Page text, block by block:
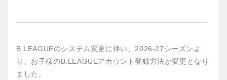
B.LEAGUEのシステム変更に伴い、2026-27シーズンよ
り、お子様のB.LEAGUEアカウント登録方法が変更となり
ました。